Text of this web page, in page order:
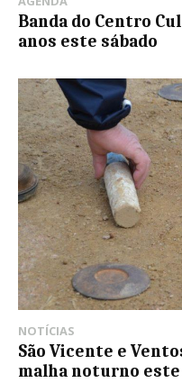
Banda do Centro
anos este sábado
NOTÍCIAS
São Vicente e
malha noturno este